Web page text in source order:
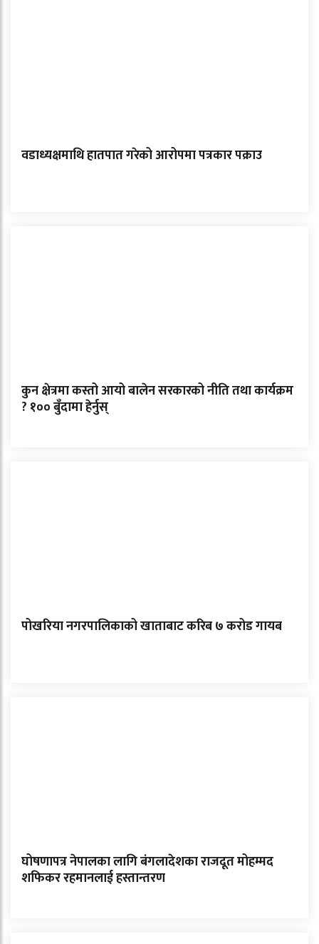
वडाध्यक्षमाथि हातपात गरेको आरोपमा पत्रकार पक्राउ
कुन क्षेत्रमा कस्तो आयो बालेन सरकारको नीति तथा कार्यक्रम
? १०० बुँदामा हेर्नुस्
पोखरिया नगरपालिकाको खाताबाट करिब ७ करोड गायब
घोषणापत्र नेपालका लागि बंगलादेशका राजदूत मोहम्मद
शफिकर रहमानलाई हस्तान्तरण